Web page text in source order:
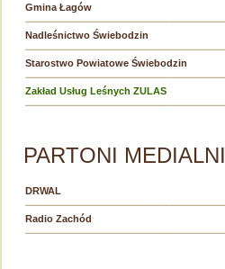
Gmina Łagów
Nadleśnictwo Świebodzin
Starostwo Powiatowe Świebodzin
Zakład Usług Leśnych ZULAS
PARTONI MEDIALNI
DRWAL
Radio Zachód